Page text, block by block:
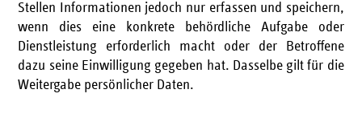
Stellen Informationen jedoch nur erfassen und speichern,
wenn dies eine konkrete behördliche Aufgabe oder
Dienstleistung erforderlich macht oder der Betroffene
dazu seine Einwilligung gegeben hat. Dasselbe gilt für die
Weitergabe persönlicher Daten.